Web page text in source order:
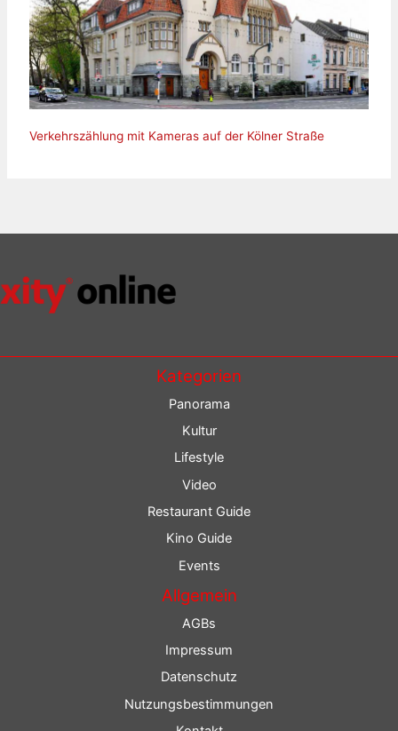
Verkehrszählung mit Kameras auf der Kölner Straße
Kategorien
Panorama
Kultur
Lifestyle
Video
Restaurant Guide
Kino Guide
Events
Allgemein
AGBs
Impressum
Datenschutz
Nutzungsbestimmungen